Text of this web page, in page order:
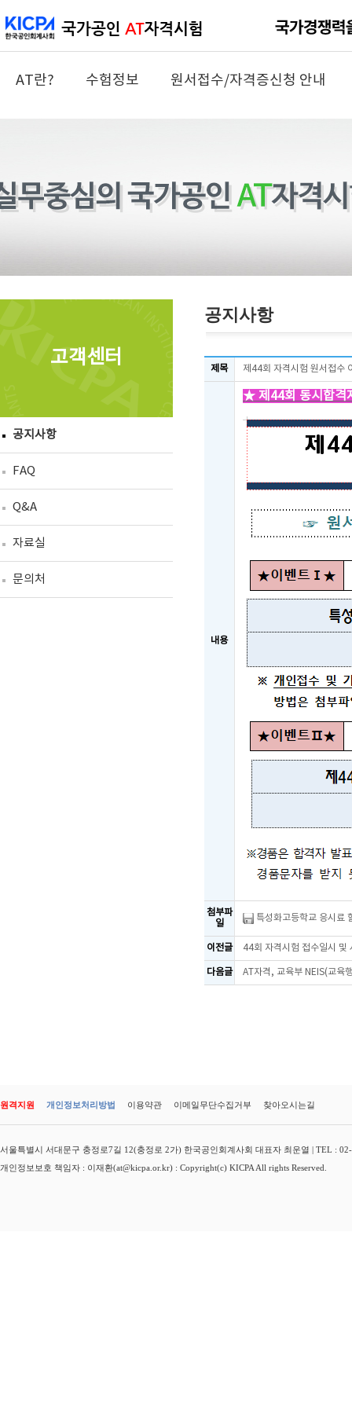
AT란? 수험정보 원서접수/자격증신청 안내
고객센터
공지사항
FAQ
Q&A
자료실
문의처
공지사항
제목 제44회 자격시험 원서접수
내용
★ 제44회 동시합격
첨부파
일
특성화고등학교 응시료
이전글 44회 자격시험 접수일시 및
다음글 AT자격, 교육부 NEIS(교육
원격지원 개인정보처리방법 이용약관 이메일무단수집거부 찾아오시는길
서울특별시 서대문구 충정로7길 12(충정로 2가) 한국공인회계사회 대표자 최운열 | TEL :
개인정보보호 책임자 : 이재환(at@kicpa.or.kr) : Copyright(c) KICPA All rights Reserved.